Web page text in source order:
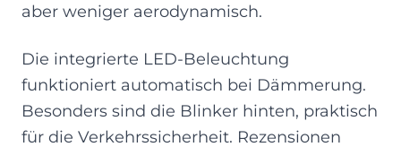
aber weniger aerodynamisch.
Die integrierte LED-Beleuchtung
funktioniert automatisch bei Dämmerung.
Besonders sind die Blinker hinten, praktisch
für die Verkehrssicherheit. Rezensionen